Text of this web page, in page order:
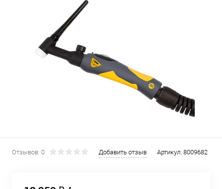
Отзывов: 0 Добавить отзыв Артикул: 8009682